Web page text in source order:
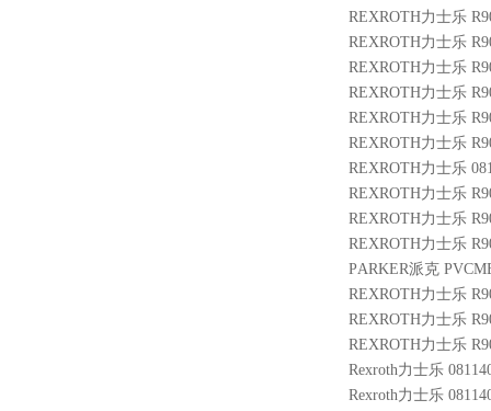
REXROTH力士乐
REXROTH力士乐
REXROTH力士乐
REXROTH力士乐
REXROTH力士乐
REXROTH力士乐
REXROTH力士乐
REXROTH力士乐
REXROTH力士乐
REXROTH力士乐
PARKER派克
REXROTH力士乐
REXROTH力士乐
REXROTH力士乐
Rexroth力士乐
Rexroth力士乐